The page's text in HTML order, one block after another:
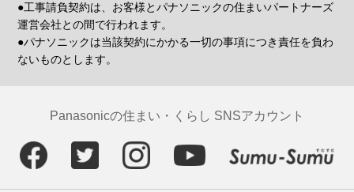
●工事請負契約は、お客様とパナソニックの住まいパートナーズ
運営会社との間で行われます。
●パナソニックは当該契約にかかる一切の事項につき責任を負わ
ないものとします。
Panasonicの住まい・くらし SNSアカウント